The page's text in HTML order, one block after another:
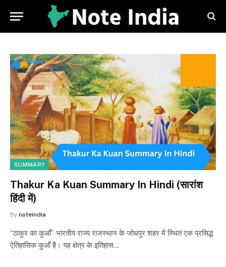
SUMMARY
Thakur Ka Kuan Summary In Hindi (सारांश
हिंदी में)
By noteindia
“ठाकुर का कुआँ” भारतीय राज्य राजस्थान के जोधपुर शहर में स्थित एक प्रसिद्ध
ऐतिहासिक कुआँ है। यह क्षेत्र के इतिहास…